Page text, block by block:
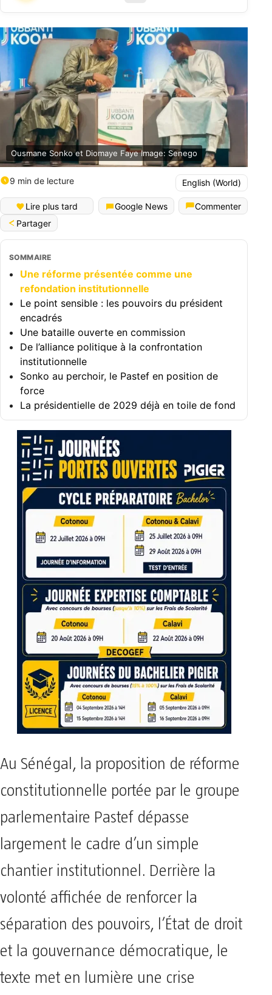
Ousmane Sonko et Diomaye Faye Image: Senego
9 min de lecture English (World)
Lire plus tard Google News
Commenter
Partager
SOMMAIRE
Une réforme présentée comme une
refondation institutionnelle
Le point sensible : les pouvoirs du président
encadrés
Une bataille ouverte en commission
De l’alliance politique à la confrontation
institutionnelle
Sonko au perchoir, le Pastef en position de
force
La présidentielle de 2029 déjà en toile de fond
Au Sénégal, la proposition de réforme
constitutionnelle portée par le groupe
parlementaire Pastef dépasse
largement le cadre d’un simple
chantier institutionnel. Derrière la
volonté affichée de renforcer la
séparation des pouvoirs, l’État de droit
et la gouvernance démocratique, le
texte met en lumière une crise